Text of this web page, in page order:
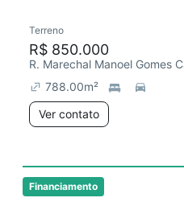
Financiamento
Chegou este mês
Terreno
R$ 850.000
R. Marechal Manoel Gomes
788.00m²
Ver contato